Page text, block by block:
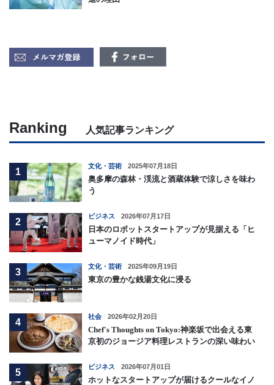
Ranking 人気記事ランキング
1
文化・芸術 2025年07月18日
奥多摩の森林・渓流と酒蔵体験で涼しさを味わ
う
2
ビジネス 2026年07月17日
日本のロボットスタートアップが見据える「ヒ
ューマノイド時代」
3
文化・芸術 2025年09月19日
東京の豊かな銭湯文化に浸る
4
社会 2026年02月20日
Chef's Thoughts on Tokyo:神楽坂で出会える東
京初のジョージア料理レストランの深い味わい
5
ビジネス 2026年07月01日
ホットなスタートアップが届けるクールなイノ